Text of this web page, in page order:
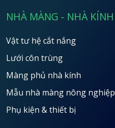
NHÀ MÀNG - NHÀ KÍNH
Vật tư hệ cắt nắng
Lưới côn trùng
Màng phủ nhà kính
Mẫu nhà màng nông nghiệp
Phụ kiện & thiết bị